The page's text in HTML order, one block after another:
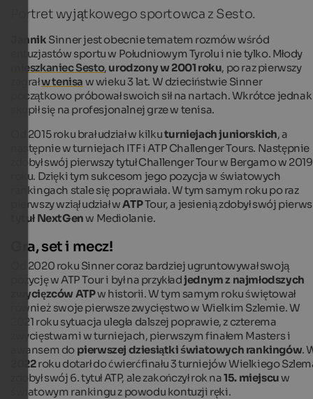
Portret wyjątkowego sportowca z Sesto.
JannikSinner jest obecnie tematem rozmów wśród
entuzjastów sportu w Południowym Tyrolu i nie tylko. Młody
mieszkaniec Sesto, urodzony w 2001 roku, po raz pierwszy
zagrałw tenisa w wieku 3 lat. W dzieciństwie Sinner
początkowo próbował swoich sił na nartach. Wkrótce jednak
skupił się na profesjonalnej grze w tenisa.
Od 2015 roku brał udział w kilkuturniejach juniorskich, a
następnie w turniejach ITF i ATP Challenger Tours. Następnie
zdobył swój pierwszy tytuł Challenger Tour w Bergamo w 2019
roku. Dzięki tym sukcesom jego pozycja w światowych
rankingach stale się poprawiała. W tym samym roku po raz
pierwszy wziął udział wATPTour, a jesienią zdobył swój
tytuł NextGenw Mediolanie.
Gra, set i mecz!
Od 2020 roku Sinner coraz bardziej ugruntowywał swoją
pozycję w ATP Tour i był na przykładjednym z najmłodszych
zwycięzców ATPw historii. W tym samym roku świętował
również swoje pierwsze zwycięstwo w Wielkim Szlemie. W
2021 roku sytuacja uległa dalszej poprawie, z czterema
zwycięstwami w turniejach, pierwszym finałem Masters i
awansem do pierwszej dziesiątki światowych rankingów.
2022roku dotarł do ćwierćfinału 3 turniejów Wielkiego
zdobył swój 6. tytuł ATP, ale zakończył rok na15. miejscuw
światowym rankingu z powodu kontuzji ręki.